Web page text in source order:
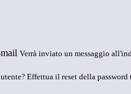
Verrà inviato un messaggio
Effettua il reset della password